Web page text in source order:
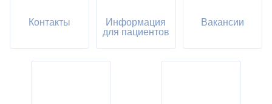
Контакты
Информация
для пациентов
Вакансии